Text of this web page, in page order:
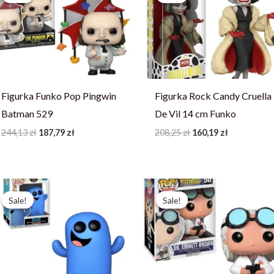
Figurka Funko Pop Pingwin
Batman 529
244,13zł
244,13 zł.
187,79 zł
187,79 zł.
Figurka Rock Candy Cruella
De Vil 14 cm Funko
208,25zł
208,25 zł.
160,19 zł
160,19 zł.
Sale!
Sale!
Pierwotna
cena
wynosiła:
81,19 zł.
57,99 zł.
Sale!
Sale!
Pierwotna
cena
wynosiła:
248,03 zł.
wynosi:
190,79 zł.